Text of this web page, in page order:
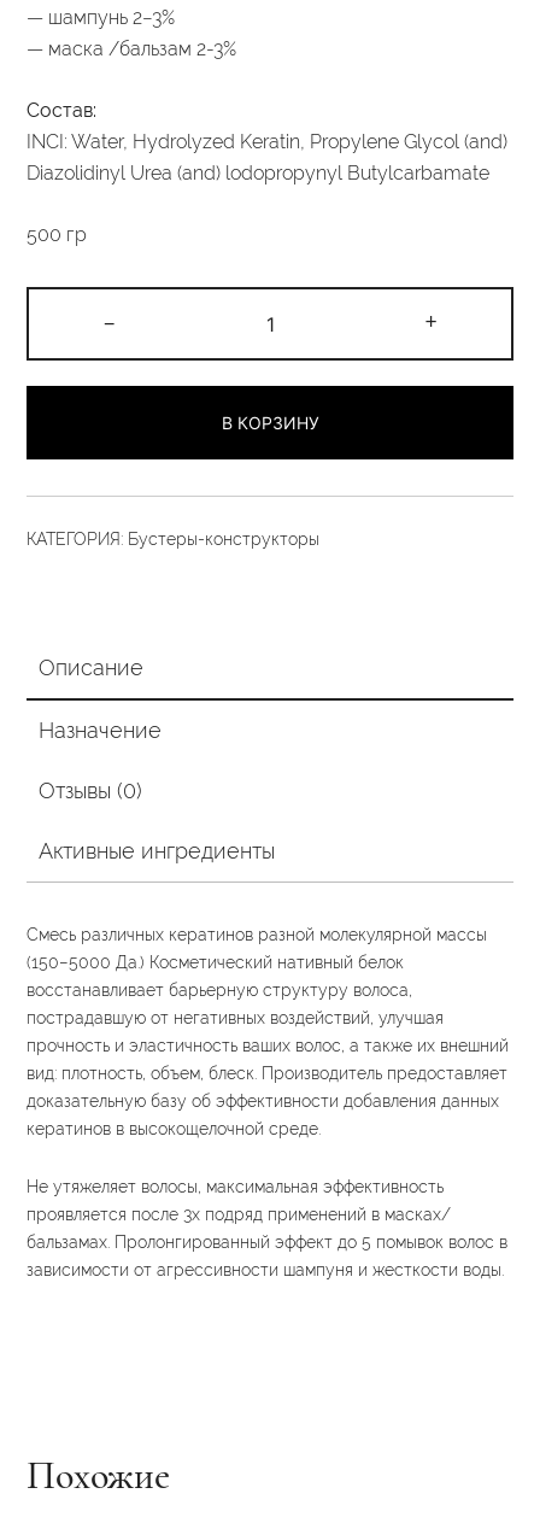
— шампунь 2−3%
— маска /бальзам 2-3%
Состав:
INCI: Water, Hydrolyzed Keratin, Propylene Glycol (and)
Diazolidinyl Urea (and) lodopropynyl Butylcarbamate
500 гр
-
товара
Бустер
волос
Кератин-
Про
+
В КОРЗИНУ
КАТЕГОРИЯ: Бустеры-конструкторы
Описание
Назначение
Отзывы (0)
Активные ингредиенты
Смесь различных кератинов разной молекулярной массы
(150−5000 Да.) Косметический нативный белок
восстанавливает барьерную структуру волоса,
пострадавшую от негативных воздействий, улучшая
прочность и эластичность ваших волос, а также их внешний
вид: плотность, объем, блеск. Производитель предоставляет
доказательную базу об эффективности добавления данных
кератинов в высокощелочной среде.
Не утяжеляет волосы, максимальная эффективность
проявляется после 3х подряд применений в масках/
бальзамах. Пролонгированный эффект до 5 помывок волос в
зависимости от агрессивности шампуня и жесткости воды.
Похожие